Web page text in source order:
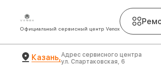
Официальный сервисный центр Venox
Казань,Адрес сервисного центра
ул. Спартаковская, 6